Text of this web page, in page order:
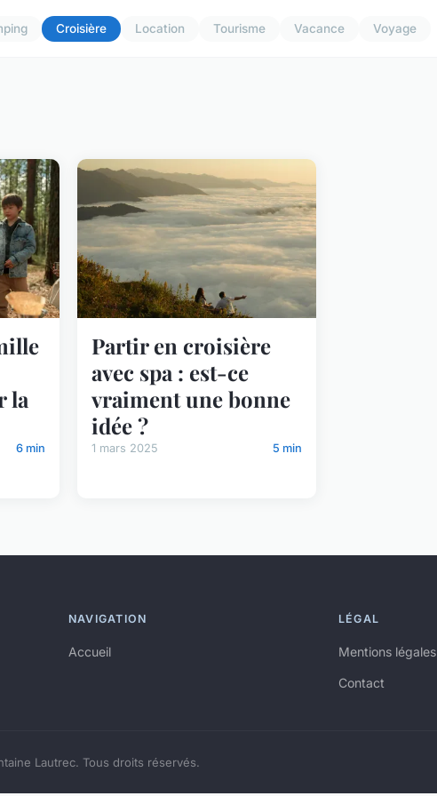
Croisière Location Tourisme Vacance Voyage
la
6 min
Partir en croisière
avec spa : est-ce
vraiment une bonne
idée ?
1 mars 2025 5 min
NAVIGATION
Accueil
LÉGAL
Mentions légales
Contact
Lautrec. Tous droits réservés.